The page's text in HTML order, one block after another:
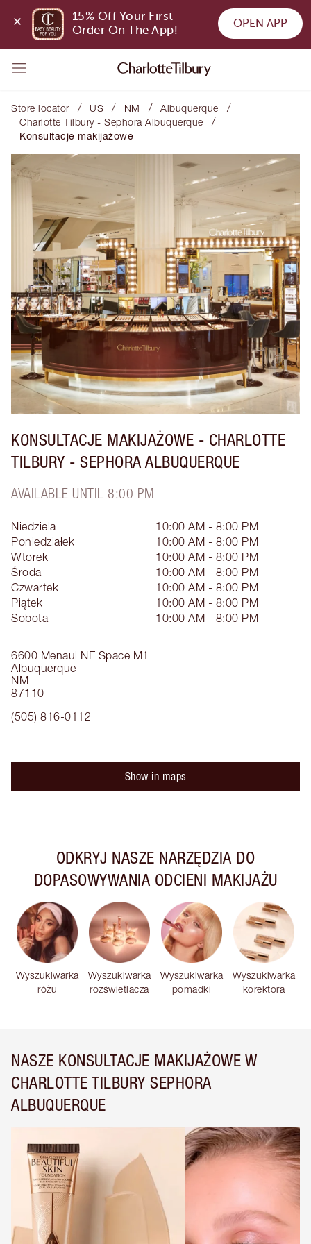
15% Off Your First
Order On The App!
OPEN APP
Store locator / US / NM / Albuquerque /
Charlotte Tilbury - Sephora Albuquerque /
Konsultacje makijażowe
KONSULTACJE MAKIJAŻOWE - CHARLOTTE
TILBURY - SEPHORA ALBUQUERQUE
AVAILABLE UNTIL 8:00 PM
6600 Menaul NE Space M1
Albuquerque
NM
87110
(505) 816-0112
Niedziela
10:00 AM - 8:00 PM
Poniedziałek
10:00 AM - 8:00 PM
Wtorek
10:00 AM - 8:00 PM
Środa
10:00 AM - 8:00 PM
Czwartek
10:00 AM - 8:00 PM
Piątek
10:00 AM - 8:00 PM
Sobota
10:00 AM - 8:00 PM
Show in maps
ODKRYJ NASZE NARZĘDZIA DO
DOPASOWYWANIA ODCIENI MAKIJAŻU
Wyszukiwarka
różu
Wyszukiwarka
rozświetlacza
Wyszukiwarka
pomadki
Wyszukiwarka
korektora
NASZE KONSULTACJE MAKIJAŻOWE W
CHARLOTTE TILBURY SEPHORA
ALBUQUERQUE